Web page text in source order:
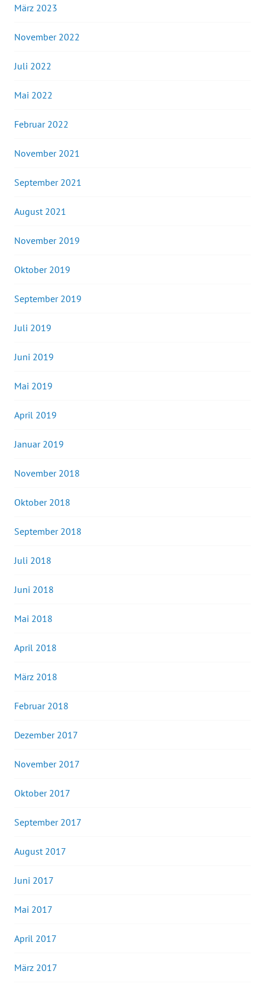
März 2023
November 2022
Juli 2022
Mai 2022
Februar 2022
November 2021
September 2021
August 2021
November 2019
Oktober 2019
September 2019
Juli 2019
Juni 2019
Mai 2019
April 2019
Januar 2019
November 2018
Oktober 2018
September 2018
Juli 2018
Juni 2018
Mai 2018
April 2018
März 2018
Februar 2018
Dezember 2017
November 2017
Oktober 2017
September 2017
August 2017
Juni 2017
Mai 2017
April 2017
März 2017